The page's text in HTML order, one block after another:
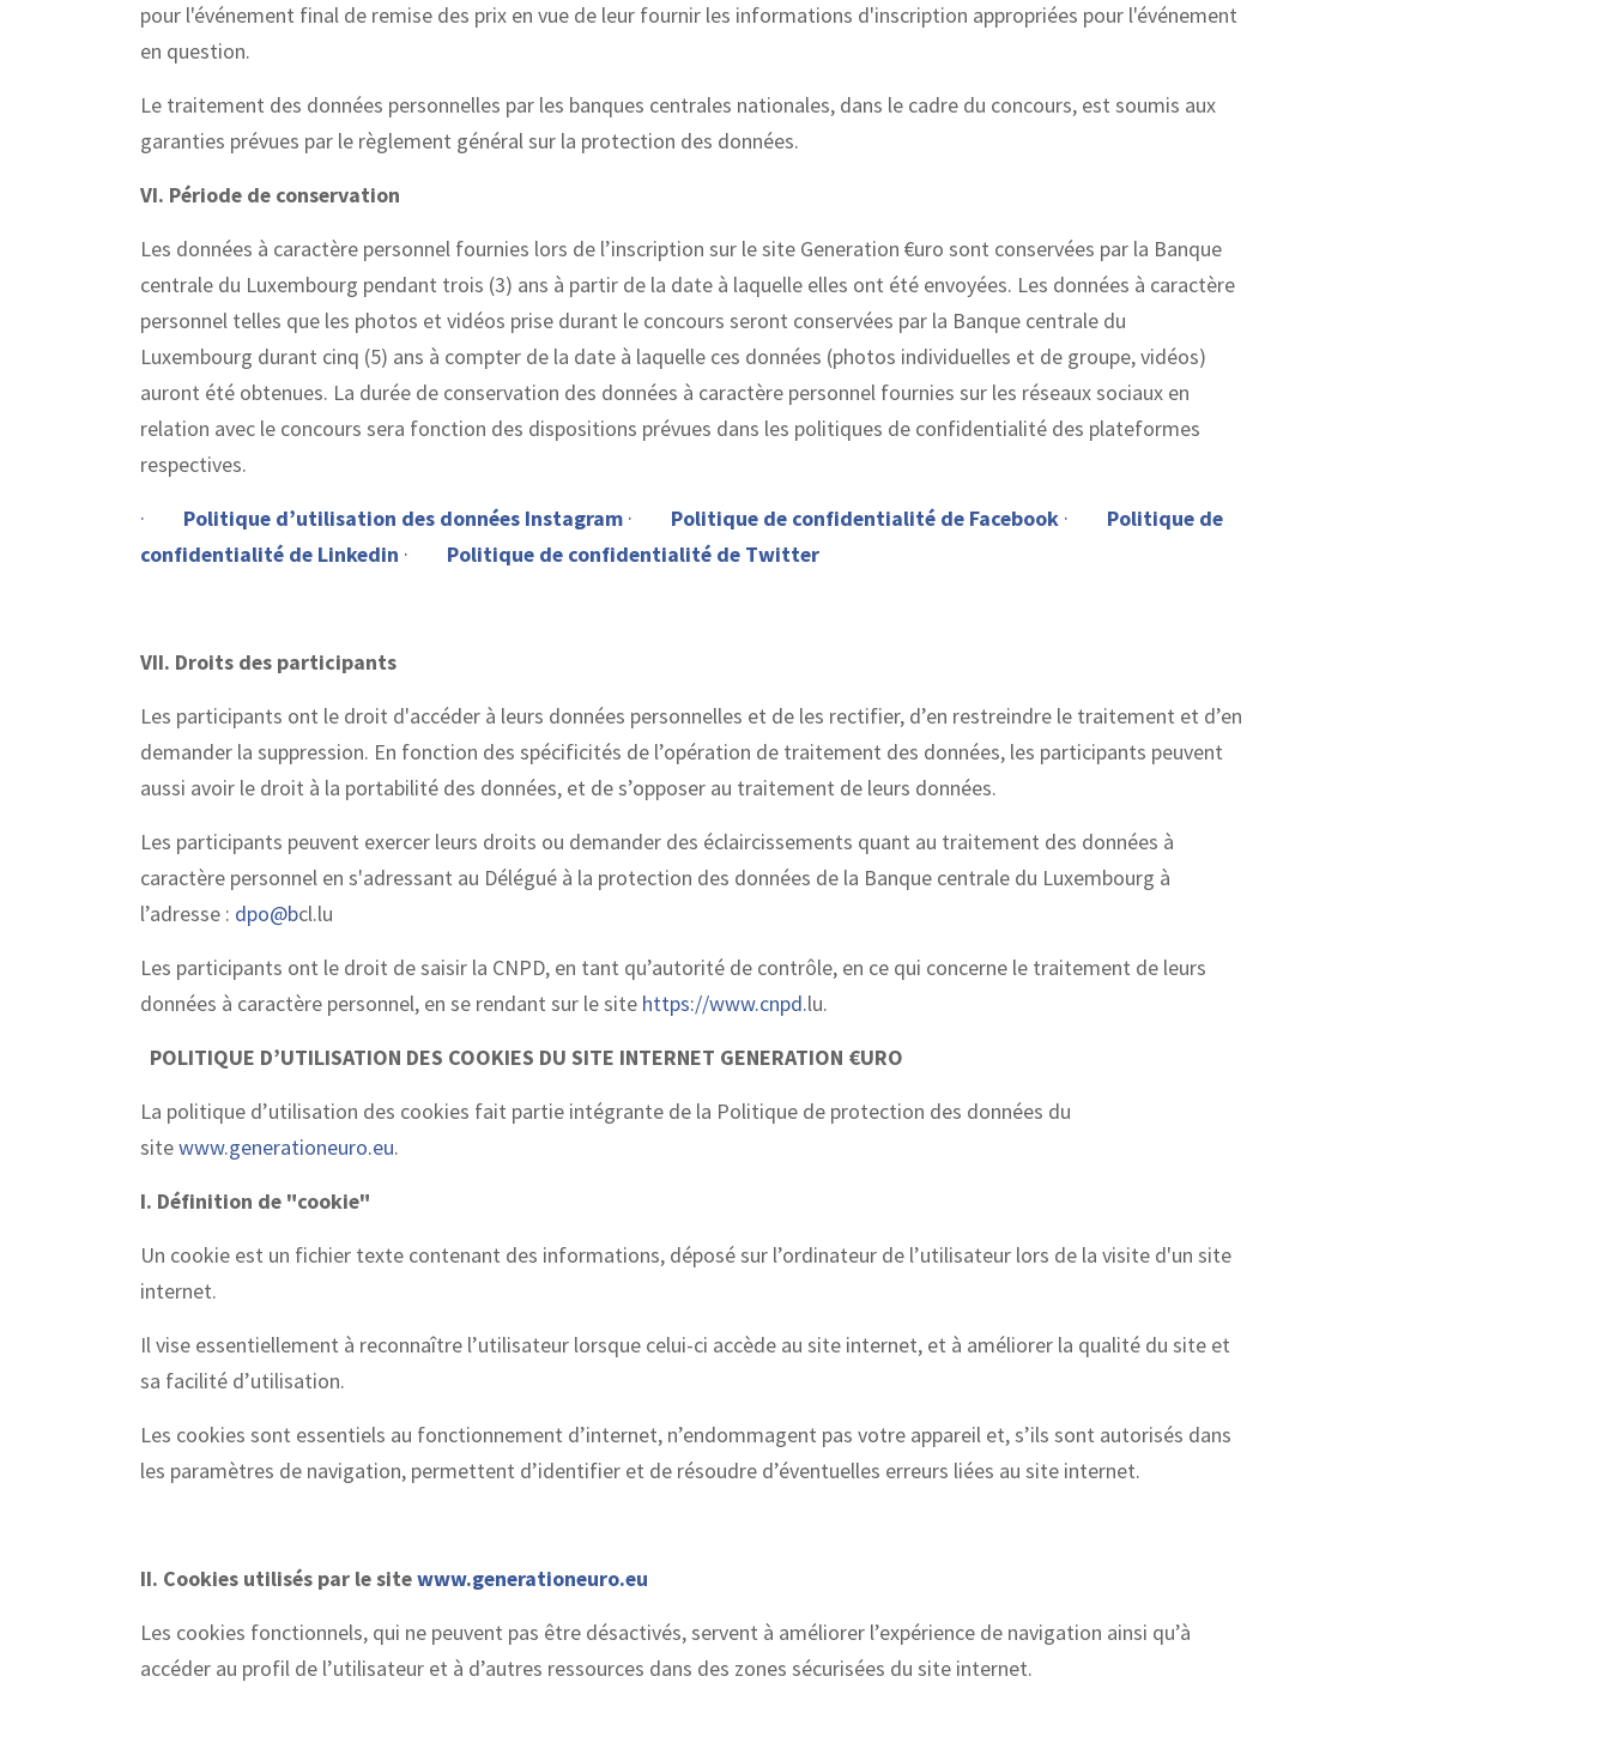
pour l'événement final de remise des prix en vue de leur fournir les informations d'inscription appropriées pour l'événement
en question.
Le traitement des données personnelles par les banques centrales nationales, dans le cadre du concours, est soumis aux
garanties prévues par le règlement général sur la protection des données.
VI. Période de conservation
Les données à caractère personnel fournies lors de l’inscription sur le site Generation €uro sont conservées par la Banque
centrale du Luxembourg pendant trois (3) ans à partir de la date à laquelle elles ont été envoyées. Les données à caractère
personnel telles que les photos et vidéos prise durant le concours seront conservées par la Banque centrale du
Luxembourg durant cinq (5) ans à compter de la date à laquelle ces données (photos individuelles et de groupe, vidéos)
auront été obtenues. La durée de conservation des données à caractère personnel fournies sur les réseaux sociaux en
relation avec le concours sera fonction des dispositions prévues dans les politiques de confidentialité des plateformes
respectives.
· Politique d’utilisation des données Instagram · Politique de confidentialité de Facebook · Politique de
confidentialité de Linkedin · Politique de confidentialité de Twitter
VII. Droits des participants
Les participants ont le droit d'accéder à leurs données personnelles et de les rectifier, d’en restreindre le traitement et d’en
demander la suppression. En fonction des spécificités de l’opération de traitement des données, les participants peuvent
aussi avoir le droit à la portabilité des données, et de s’opposer au traitement de leurs données.
Les participants peuvent exercer leurs droits ou demander des éclaircissements quant au traitement des données à
caractère personnel en s'adressant au Délégué à la protection des données de la Banque centrale du Luxembourg à
l’adresse : dpo@bcl.lu
Les participants ont le droit de saisir la CNPD, en tant qu’autorité de contrôle, en ce qui concerne le traitement de leurs
données à caractère personnel, en se rendant sur le site https://www.cnpd.lu.
POLITIQUE D’UTILISATION DES COOKIES DU SITE INTERNET GENERATION €URO
La politique d’utilisation des cookies fait partie intégrante de la Politique de protection des données du
sitewww.generationeuro.eu.
I. Définition de "cookie"
Un cookie est un fichier texte contenant des informations, déposé sur l’ordinateur de l’utilisateur lors de la visite d'un site
internet.
Il vise essentiellement à reconnaître l’utilisateur lorsque celui-ci accède au site internet, et à améliorer la qualité du site et
sa facilité d’utilisation.
Les cookies sont essentiels au fonctionnement d’internet, n’endommagent pas votre appareil et, s’ils sont autorisés dans
les paramètres de navigation, permettent d’identifier et de résoudre d’éventuelles erreurs liées au site internet.
II. Cookies utilisés par le sitewww.generationeuro.eu
Les cookies fonctionnels, qui ne peuvent pas être désactivés, servent à améliorer l’expérience de navigation ainsi qu’à
accéder au profil de l’utilisateur et à d’autres ressources dans des zones sécurisées du site internet.